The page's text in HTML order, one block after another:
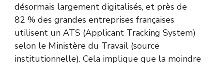
désormais largement digitalisés, et près de
82 % des grandes entreprises françaises
utilisent un ATS (Applicant Tracking System)
selon le Ministère du Travail (source
institutionnelle). Cela implique que la moindre